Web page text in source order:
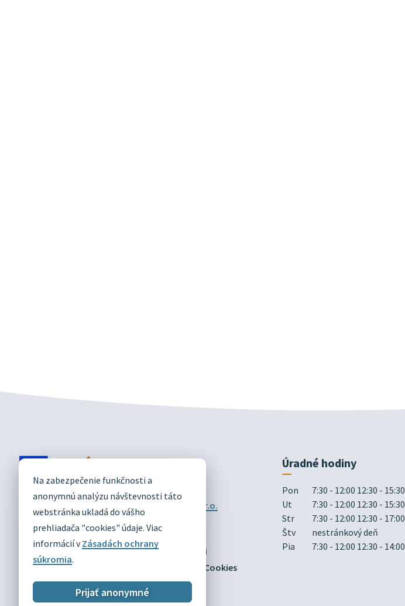
Na zabezpečenie funkčnosti a
anonymnú analýzu návštevnosti táto
webstránka ukladá do vášho
prehliadača "cookies" údaje. Viac
informácií vZásadách ochrany
súkromia.
Prijať anonymné
DIVÍN
OFICIÁLNE STRÁNKY
Technický prevádzkovateľ:
Alphabet partner s.r.o.
Správca obsahu:Obec Divín
Posledná aktualizácia:03.08.2026
Mapa
Vyhlásenie o prístupnosti
Zásady ochrany osobných údajov
Nastaviť Cookies
Úradné hodiny
Pon
7:30 - 12:00 12:30 - 15:30
Ut
7:30 - 12:00 12:30 - 15:30
Str
7:30 - 12:00 12:30 - 17:00
Štv
nestránkový deň
Pia
7:30 - 12:00 12:30 - 14:00